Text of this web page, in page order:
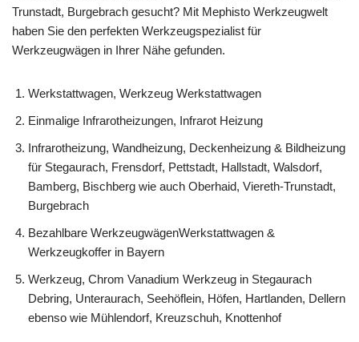
Trunstadt, Burgebrach gesucht? Mit Mephisto Werkzeugwelt
haben Sie den perfekten Werkzeugspezialist für
Werkzeugwägen in Ihrer Nähe gefunden.
Werkstattwagen, Werkzeug Werkstattwagen
Einmalige Infrarotheizungen, Infrarot Heizung
Infrarotheizung, Wandheizung, Deckenheizung & Bildheizung
für Stegaurach, Frensdorf, Pettstadt, Hallstadt, Walsdorf,
Bamberg, Bischberg wie auch Oberhaid, Viereth-Trunstadt,
Burgebrach
Bezahlbare WerkzeugwägenWerkstattwagen &
Werkzeugkoffer in Bayern
Werkzeug, Chrom Vanadium Werkzeug in Stegaurach
Debring, Unteraurach, Seehöflein, Höfen, Hartlanden, Dellern
ebenso wie Mühlendorf, Kreuzschuh, Knottenhof